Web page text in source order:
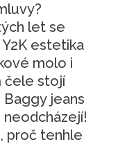
let se
estetika
molo i
čele stojí
Baggy jeans
neodcházejí!
proč tenhle